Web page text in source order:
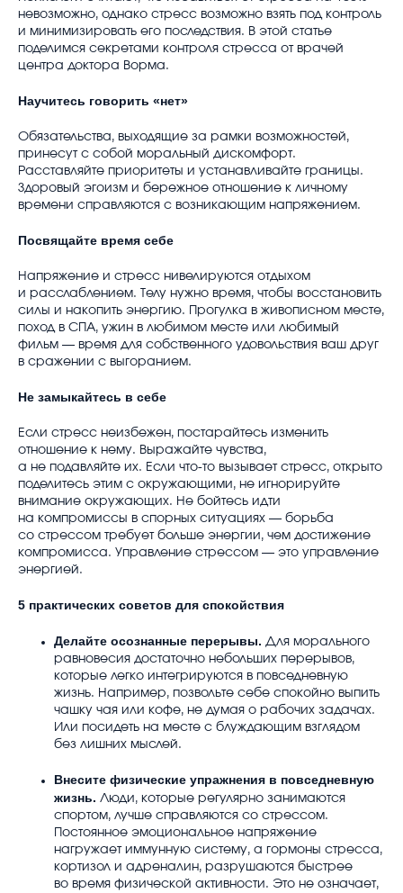
невозможно, однако стресс возможно взять под контроль
и минимизировать его последствия. В этой статье
поделимся секретами контроля стресса от врачей
центра доктора Ворма.
Научитесь говорить «нет»
Обязательства, выходящие за рамки возможностей,
принесут с собой моральный дискомфорт.
Расставляйте приоритеты и устанавливайте границы.
Здоровый эгоизм и бережное отношение к личному
времени справляются с возникающим напряжением.
Посвящайте время себе
Напряжение и стресс нивелируются отдыхом
и расслаблением. Телу нужно время, чтобы восстановить
силы и накопить энергию. Прогулка в живописном месте,
поход в СПА, ужин в любимом месте или любимый
фильм — время для собственного удовольствия ваш друг
в сражении с выгоранием.
Не замыкайтесь в себе
Если стресс неизбежен, постарайтесь изменить
отношение к нему. Выражайте чувства,
а не подавляйте их. Если что-то вызывает стресс, открыто
поделитесь этим с окружающими, не игнорируйте
внимание окружающих. Не бойтесь идти
на компромиссы в спорных ситуациях — борьба
со стрессом требует больше энергии, чем достижение
компромисса. Управление стрессом — это управление
энергией.
5 практических советов для спокойствия
Делайте осознанные перерывы. Для морального
равновесия достаточно небольших перерывов,
которые легко интегрируются в повседневную
жизнь. Например, позвольте себе спокойно выпить
чашку чая или кофе, не думая о рабочих задачах.
Или посидеть на месте с блуждающим взглядом
без лишних мыслей.
Внесите физические упражнения в повседневную
жизнь. Люди, которые регулярно занимаются
спортом, лучше справляются со стрессом.
Постоянное эмоциональное напряжение
нагружает иммунную систему, а гормоны стресса,
кортизол и адреналин, разрушаются быстрее
во время физической активности. Это не означает,